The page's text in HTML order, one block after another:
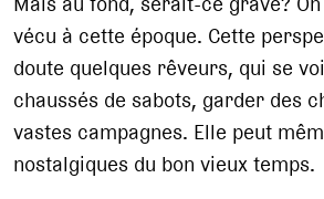
vécu à cette époque. Cette
doute quelques rêveurs, qui se
chaussés de sabots, garder des
vastes campagnes. Elle peut
nostalgiques du bon vieux temps.